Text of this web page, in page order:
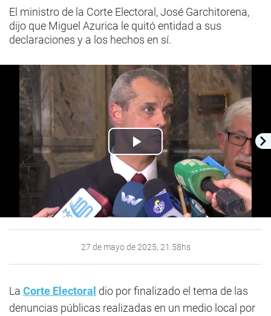
El ministro de la Corte Electoral, José Garchitorena,
dijo que Miguel Azurica le quitó entidad a sus
declaraciones y a los hechos en sí.
Play
Video
27 de mayo de 2025, 21:58hs
La Corte Electoral dio por finalizado el tema de las
denuncias públicas realizadas en un medio local por